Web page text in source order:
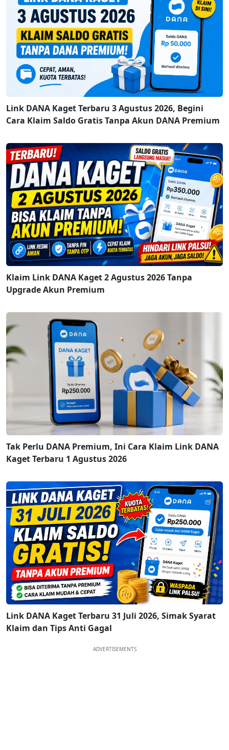
Link DANA Kaget Terbaru 3 Agustus 2026, Begini
Cara Klaim Saldo Gratis Tanpa Akun DANA Premium
Klaim Link DANA Kaget 2 Agustus 2026 Tanpa
Upgrade Akun Premium
Tak Perlu DANA Premium, Ini Cara Klaim Link DANA
Kaget Terbaru 1 Agustus 2026
Link DANA Kaget Terbaru 31 Juli 2026, Simak Syarat
Klaim dan Tips Anti Gagal
ADVERTISEMENTS